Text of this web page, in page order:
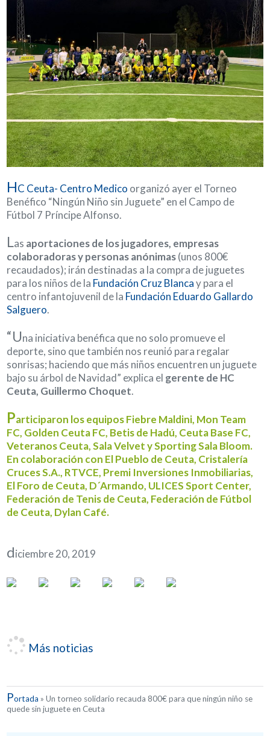
HC Ceuta- Centro Medico organizó ayer el Torneo
Benéfico “Ningún Niño sin Juguete” en el Campo de
Fútbol 7 Príncipe Alfonso.
Las aportaciones de los jugadores, empresas
colaboradoras y personas anónimas(unos 800€
recaudados); irán destinadas a la compra de juguetes
para los niños de la Fundación Cruz Blancay para el
centro infantojuvenil de la Fundación Eduardo Gallardo
Salguero.
“Una iniciativa benéfica que no solo promueve el
deporte, sino que también nos reunió para regalar
sonrisas; haciendo que más niños encuentren un juguete
bajo su árbol de Navidad” explica el gerente de HC
Ceuta, Guillermo Choquet.
Participaron los equipos Fiebre Maldini, Mon Team
FC, Golden Ceuta FC, Betis de Hadú, Ceuta Base FC,
Veteranos Ceuta, Sala Velvet y Sporting Sala Bloom.
En colaboración con El Pueblo de Ceuta, Cristalería
Cruces S.A., RTVCE, Premi Inversiones Inmobiliarias,
El Foro de Ceuta, D´Armando, ULICES Sport Center,
Federación de Tenis de Ceuta, Federación de Fútbol
de Ceuta, Dylan Café.
diciembre 20, 2019
Más noticias
Portada »Un torneo solidario recauda 800€ para que ningún niño se
quede sin juguete en Ceuta